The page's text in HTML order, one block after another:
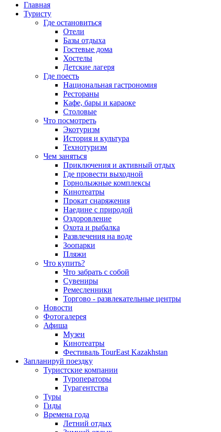
Главная
Туристу
Где остановиться
Отели
Базы отдыха
Гостевые дома
Хостелы
Детские лагеря
Где поесть
Национальная гастрономия
Рестораны
Кафе, бары и караоке
Столовые
Что посмотреть
Экотуризм
История и культура
Технотуризм
Чем заняться
Приключения и активный отдых
Где провести выходной
Горнолыжные комплексы
Кинотеатры
Прокат снаряжения
Наедине с природой
Оздоровление
Охота и рыбалка
Развлечения на воде
Зоопарки
Пляжи
Что купить?
Что забрать с собой
Сувениры
Ремесленники
Торгово - развлекательные центры
Новости
Фотогалерея
Афиша
Музеи
Кинотеатры
Фестиваль TourEast Kazakhstan
Запланируй поездку
Туристские компании
Туроператоры
Турагентства
Туры
Гиды
Времена года
Летний отдых